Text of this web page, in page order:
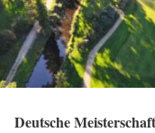
Deutsche